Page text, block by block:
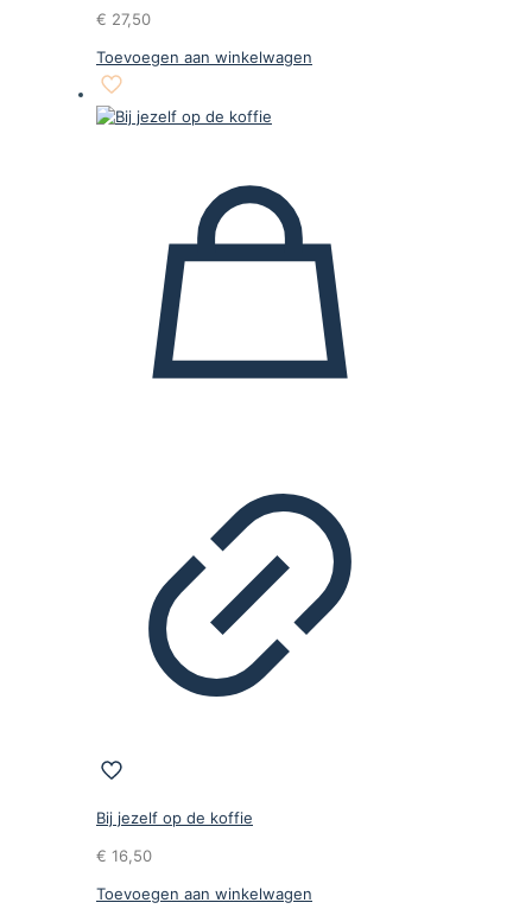
€ 27,50
Toevoegen aan winkelwagen
Bij jezelf op de koffie
€ 16,50
Toevoegen aan winkelwagen